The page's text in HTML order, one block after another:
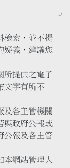
檢索，並不提
疑義，建議您
所提供之電子
文字有所不
及各主管機關
與政府公報或
公報及各主管
本網站管理人